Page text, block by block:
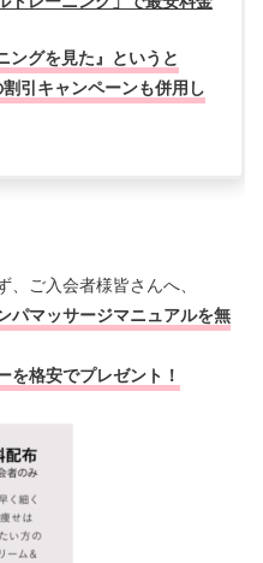
ングを見た』というと
引キャンペーンも併用し
、ご入会者様皆さんへ、
パマッサージマニュアルを無
を格安でプレゼント！